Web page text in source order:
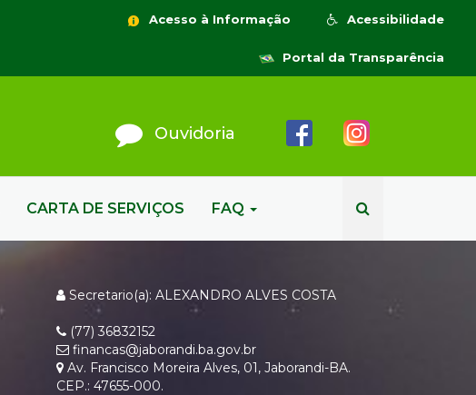
Acessibilidade
Acesso à Informação
Portal da Transparência
Ouvidoria
CARTA DE SERVIÇOS FAQ
Secretario(a): ALEXANDRO ALVES COSTA
(77) 36832152
financas@jaborandi.ba.gov.br
Av. Francisco Moreira Alves, 01, Jaborandi-BA.
CEP.: 47655-000.